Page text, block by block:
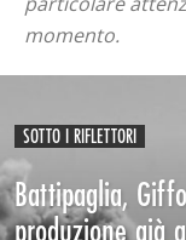
momento.
SOTTO I RIFLETTORI
Battipaglia,
produzione già